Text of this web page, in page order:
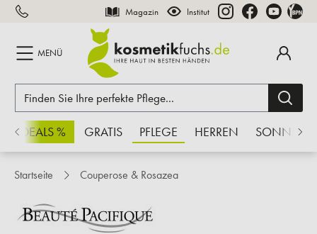
springen Magazin Institut
MENÜ
% GRATIS PFLEGE HERREN SONNE
Startseite Couperose & Rosazea